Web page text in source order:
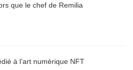
que le chef de Remilia
à l’art numérique NFT